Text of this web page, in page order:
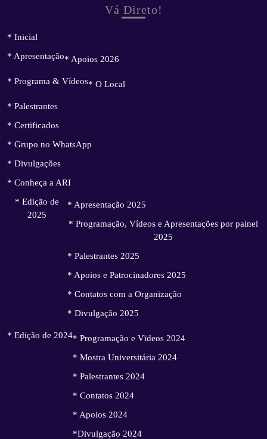
Vá Direto!
* Inicial
* Apresentação* Apoios 2026
* Programa & Vídeos* O Local
* Palestrantes
* Certificados
* Grupo no WhatsApp
* Divulgações
* Conheça a ARI
* Edição de
2025
* Apresentação 2025
* Programação, Vídeos e Apresentações por painel
2025
* Palestrantes 2025
* Apoios e Patrocinadores 2025
* Contatos com a Organização
* Divulgação 2025
* Edição de 2024* Programação e Vïdeos 2024
* Mostra Universitária 2024
* Palestrantes 2024
* Contatos 2024
* Apoios 2024
*Divulgação 2024